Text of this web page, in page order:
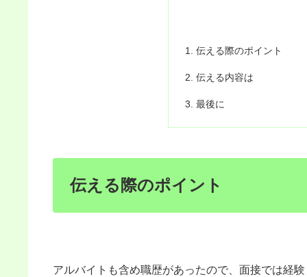
伝える際のポイント
伝える内容は
最後に
伝える際のポイント
アルバイトも含め職歴があったので、面接では経